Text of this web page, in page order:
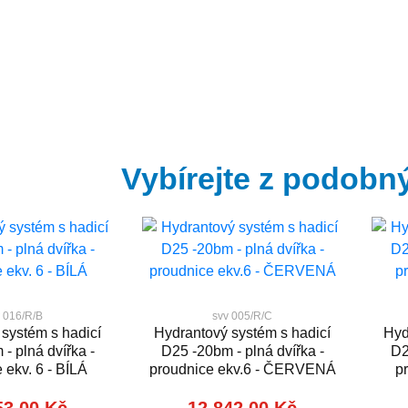
Vybírejte z
016/R/B
s hadicí
- plná dvířka -
ekv. 6 - BÍLÁ
svv 005/R/C
Hydrantový systém s hadicí
D25 -20bm - plná dvířka -
proudnice ekv.6 - ČERVENÁ